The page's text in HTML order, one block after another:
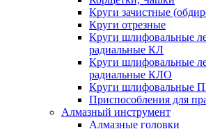
Круги зачистные
Круги отрезные
Круги шлифовальные
радиальные КЛ
Круги шлифовальные
радиальные КЛО
Круги шлифовальные
Приспособления для
Алмазный инструмент
Алмазные головки